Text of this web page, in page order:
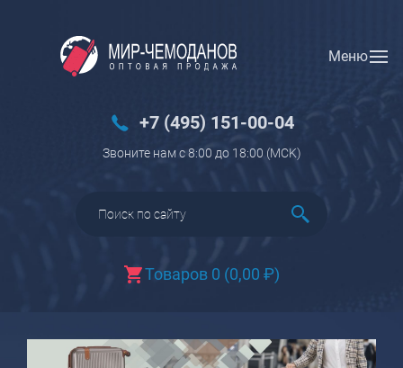
Меню
+7 (495) 151-00-04
Звоните нам с 8:00 до 18:00 (МCK)
Товаров 0 (0,00 ₽)
Вход Регистрация
Багаж
Чемоданы
Чемоданы детские
Пилоты на колесах
чемоданов